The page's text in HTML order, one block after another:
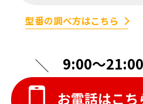
型番の調べ方はこちら
9:00〜21:00